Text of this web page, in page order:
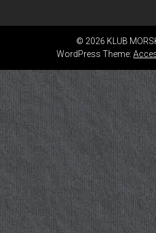
© 2026 KLUB
WordPress Theme: